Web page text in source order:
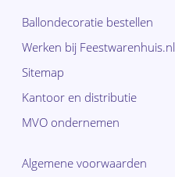
Ballondecoratie bestellen
Werken bij Feestwarenhuis.nl
Sitemap
Kantoor en distributie
MVO ondernemen
Algemene voorwaarden